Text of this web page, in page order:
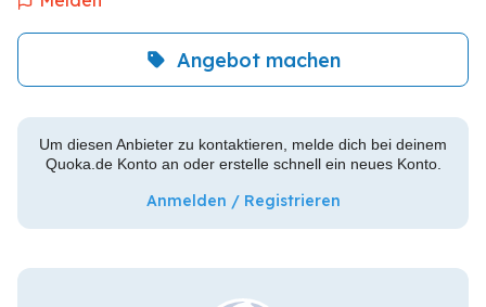
Angebot machen
Um diesen Anbieter zu kontaktieren, melde dich bei deinem
Quoka.de Konto an oder erstelle schnell ein neues Konto.
Anmelden / Registrieren